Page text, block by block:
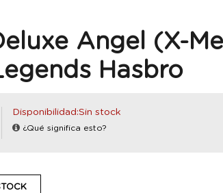
Angel (X-
Hasbro
Disponibilidad:Sin stock
¿Qué significa esto?